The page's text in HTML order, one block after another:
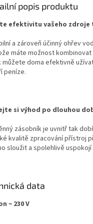
popis produktu
efektivitu vašeho zdroje
a zároveň účinný ohřev
máte možnost
můžete doma efektivně
peníze.
si výhod po dlouhou
zásobník je uvnitř tak
kvalitě zpracování přístroj
sloužit a spolehlivě
data
~ 230 V